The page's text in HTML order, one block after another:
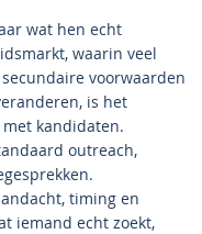
wat hen echt
waarin veel
voorwaarden
is het
kandidaten.
outreach,
timing en
iemand echt zoekt,